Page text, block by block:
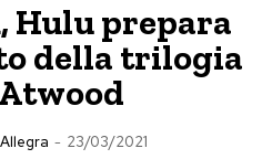
Hulu prepara
della trilogia
- 23/03/2021